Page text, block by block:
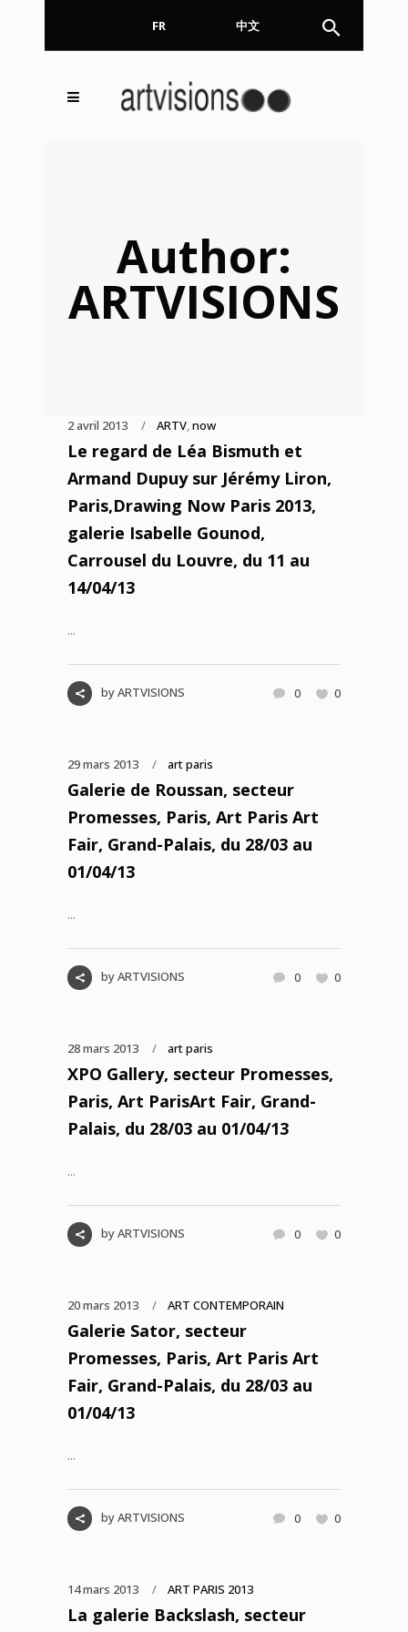
FR 中文
Author:
ARTVISIONS
2 avril 2013 ARTV,now
Le regard de Léa Bismuth et
Armand Dupuy sur Jérémy Liron,
Paris,Drawing Now Paris 2013,
galerie Isabelle Gounod,
Carrousel du Louvre, du 11 au
14/04/13
...
byARTVISIONS 0 0
29 mars 2013 art paris
Galerie de Roussan, secteur
Promesses, Paris, Art Paris Art
Fair, Grand-Palais, du 28/03 au
01/04/13
...
byARTVISIONS 0 0
28 mars 2013 art paris
XPO Gallery, secteur Promesses,
Paris, Art ParisArt Fair, Grand-
Palais, du 28/03 au 01/04/13
...
byARTVISIONS 0 0
20 mars 2013 ART CONTEMPORAIN
Galerie Sator, secteur
Promesses, Paris, Art Paris Art
Fair, Grand-Palais, du 28/03 au
01/04/13
...
byARTVISIONS 0 0
14 mars 2013 ART PARIS 2013
La galerie Backslash, secteur
Inscrivez-vous à notre
En continuant, vous acceptez de nous communiquer
votre adresse email pour l’envoi de la Newsletter. En
aucun cas elle ne sera transmise à un tiers.